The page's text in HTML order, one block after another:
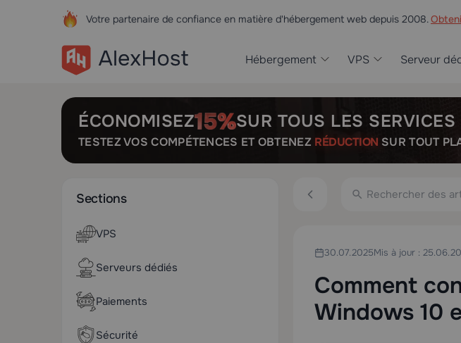
Votre partenaire de confiance en matière d'hébergement web depuis 2008.
Hébergement VPS Serveur
ÉCONOMISEZ SUR TOUS LES
TESTEZ VOS COMPÉTENCES ET OBTENEZ RÉDUCTION SUR TOUT
Sections
VPS
Serveurs dédiés
Paiements
Sécurité
30.07.2025Mis à jour :
Comment
Windows 10